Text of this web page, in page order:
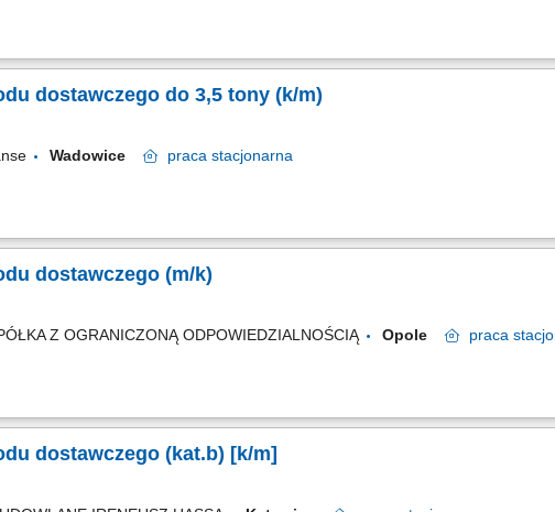
dostawczego do 3,5 tony (k/m)
Wadowice praca stacjonarna
dostawczego (m/k)
Z OGRANICZONĄ ODPOWIEDZIALNOŚCIĄ Opole praca
dostawczego (kat.b) [k/m]